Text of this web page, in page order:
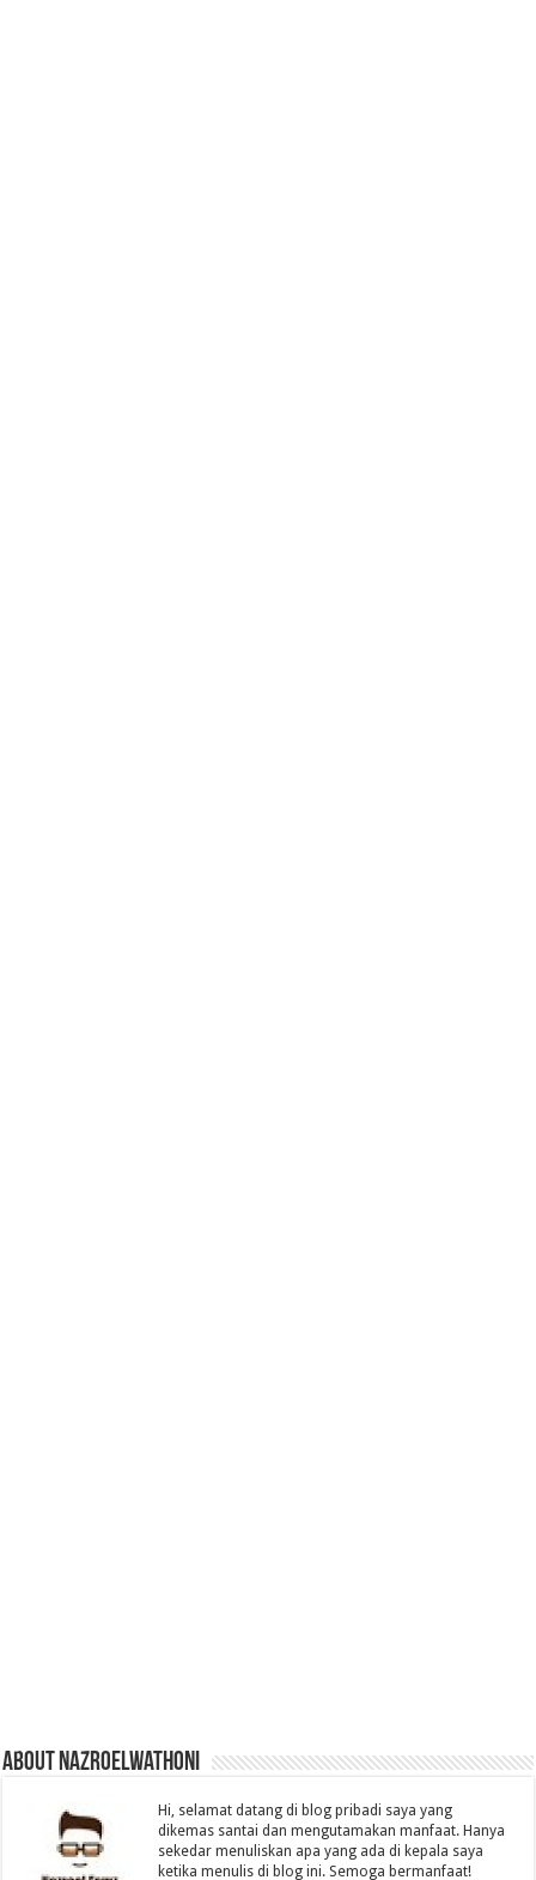
About nazroelwathoni
Hi, selamat datang di blog pribadi saya yang
dikemas santai dan mengutamakan manfaat. Hanya
sekedar menuliskan apa yang ada di kepala saya
ketika menulis di blog ini. Semoga bermanfaat!